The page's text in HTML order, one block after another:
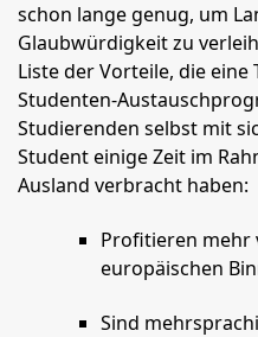
schon lange genug, um
Glaubwürdigkeit zu
Liste der Vorteile, die eine
Studenten-
Studierenden selbst mit
Student einige Zeit im
Ausland verbracht haben:
Profitieren mehr
europäischen
Sind